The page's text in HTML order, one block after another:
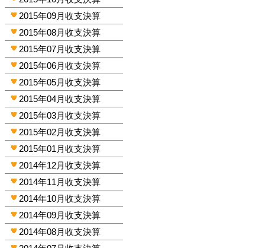
2015年09月收支決算
2015年08月收支決算
2015年07月收支決算
2015年06月收支決算
2015年05月收支決算
2015年04月收支決算
2015年03月收支決算
2015年02月收支決算
2015年01月收支決算
2014年12月收支決算
2014年11月收支決算
2014年10月收支決算
2014年09月收支決算
2014年08月收支決算